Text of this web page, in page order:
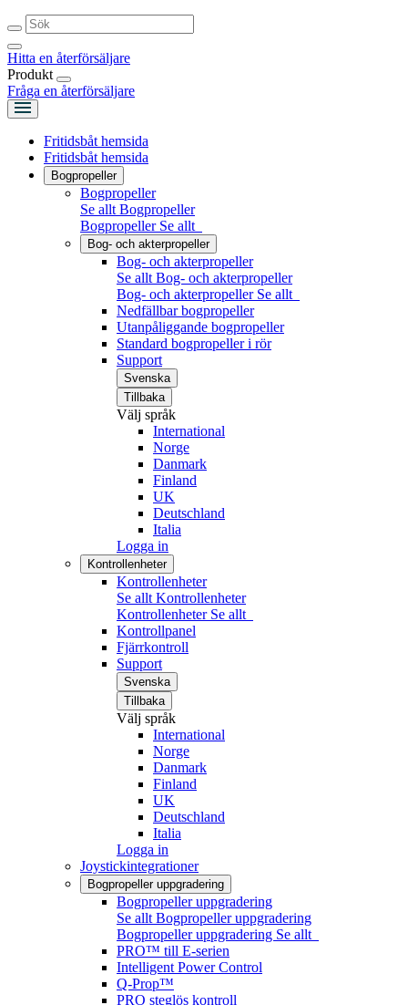
Hitta en återförsäljare
Produkt
Fråga en återförsäljare
Fritidsbåt hemsida
Fritidsbåt hemsida
Bogpropeller
Bogpropeller
Se allt Bogpropeller
Bogpropeller Se allt
Bog- och akterpropeller
Bog- och akterpropeller
Se allt Bog- och akterpropeller
Bog- och akterpropeller Se allt
Nedfällbar bogpropeller
Utanpåliggande bogpropeller
Standard bogpropeller i rör
Support
Svenska
Tillbaka
Välj språk
International
Norge
Danmark
Finland
UK
Deutschland
Italia
Logga in
Kontrollenheter
Kontrollenheter
Se allt Kontrollenheter
Kontrollenheter Se allt
Kontrollpanel
Fjärrkontroll
Support
Svenska
Tillbaka
Välj språk
International
Norge
Danmark
Finland
UK
Deutschland
Italia
Logga in
Joystickintegrationer
Bogpropeller uppgradering
Bogpropeller uppgradering
Se allt Bogpropeller uppgradering
Bogpropeller uppgradering Se allt
PRO™ till E-serien
Intelligent Power Control
Q-Prop™
PRO steglös kontroll